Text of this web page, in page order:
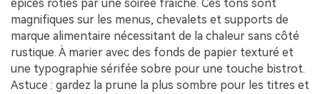
épices rôties par une soirée fraîche. Ces tons sont
magnifiques sur les menus, chevalets et supports de
marque alimentaire nécessitant de la chaleur sans côté
rustique. À marier avec des fonds de papier texturé et
une typographie sérifée sobre pour une touche bistrot.
Astuce : gardez la prune la plus sombre pour les titres et